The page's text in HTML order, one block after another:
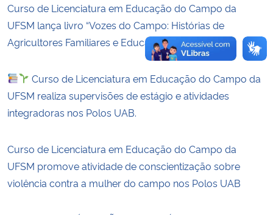
Curso de Licenciatura em Educação do Campo da
UFSM lança livro “Vozes do Campo: Histórias de
Agricultores Familiares e Educação – Volume 4”.
Curso de Licenciatura em Educação do Campo da
UFSM realiza supervisões de estágio e atividades
integradoras nos Polos UAB.
Curso de Licenciatura em Educação do Campo da
UFSM promove atividade de conscientização sobre
violência contra a mulher do campo nos Polos UAB